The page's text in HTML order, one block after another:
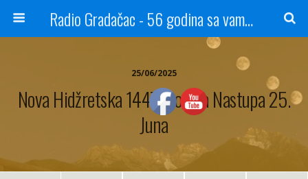
Radio Gradačac - 56 godina sa vama...
25/06/2025
Nova Hidžretska 1447. Godina Nastupa 25.
Juna